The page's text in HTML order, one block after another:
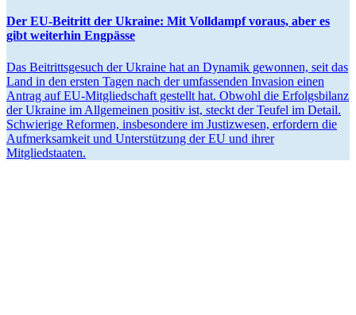
Der EU-Beitritt der Ukraine: Mit Volldampf voraus, aber es
gibt weiterhin Engpässe
Das Beitritts­gesuch der Ukraine hat an Dynamik gewonnen, seit das
Land in den ersten Tagen nach der umfas­senden Invasion einen
Antrag auf EU-Mitglied­schaft gestellt hat. Obwohl die Erfolgs­bilanz
der Ukraine im Allge­meinen positiv ist, steckt der Teufel im Detail.
Schwierige Reformen, insbe­sondere im Justiz­wesen, erfordern die
Aufmerk­samkeit und Unter­stützung der EU und ihrer
Mitgliedstaaten.